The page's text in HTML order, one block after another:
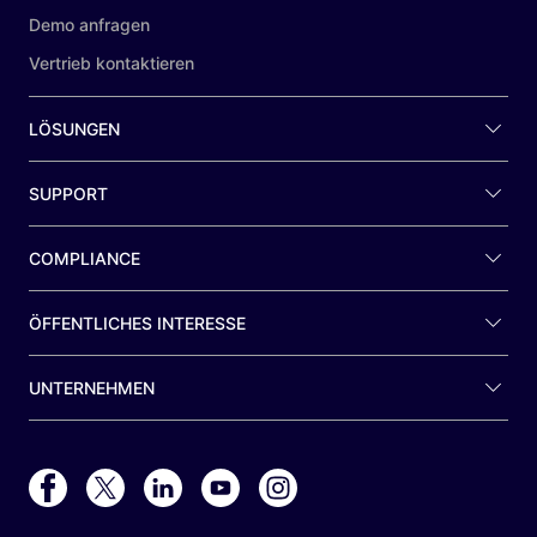
Demo anfragen
Vertrieb kontaktieren
LÖSUNGEN
SUPPORT
COMPLIANCE
ÖFFENTLICHES INTERESSE
UNTERNEHMEN